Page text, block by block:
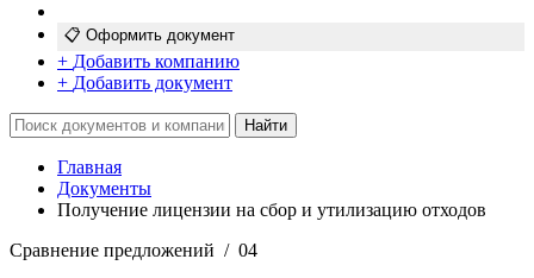
📋 Оформить документ
+ Добавить компанию
+ Добавить документ
Найти
Главная
Документы
Получение лицензии на сбор и утилизацию отходов
Сравнение предложений / 04